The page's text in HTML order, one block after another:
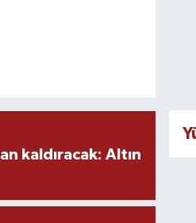
kaldıracak: Altın